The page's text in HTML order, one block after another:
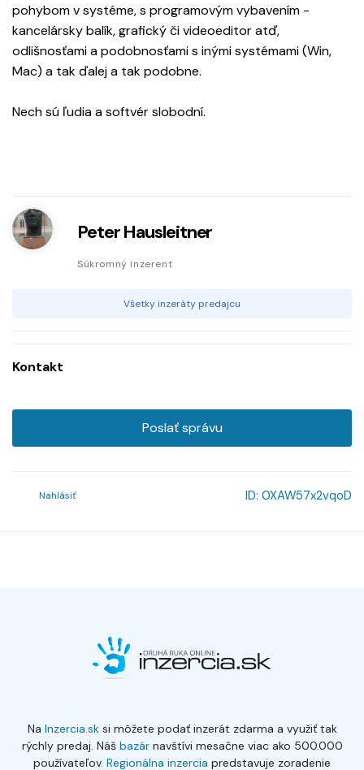
pohybom v systéme, s programovým vybavením -
kancelársky balík, grafický či videoeditor atď,
odlišnosťami a podobnosťami s inými systémami (Win,
Mac) a tak ďalej a tak podobne.
Nech sú ľudia a softvér slobodní.
Peter Hausleitner
Súkromný inzerent
Všetky inzeráty predajcu
Kontakt
Poslať správu
Nahlásiť ID: 0XAW57x2vqoD
Na Inzercia.sksi môžete podať inzerát zdarma a využiť tak
rýchly predaj. Náš bazárnavštívi mesačne viac ako 500.000
používateľov. Regionálna inzercia predstavuje zoradenie